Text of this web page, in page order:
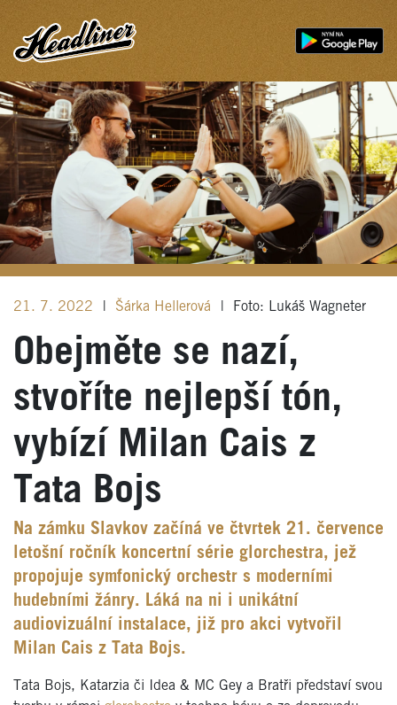
21. 7. 2022 Šárka Hellerová Foto: Lukáš Wagneter
Obejměte se nazí,
stvoříte nejlepší tón,
vybízí Milan Cais z
Tata Bojs
Na zámku Slavkov začíná ve čtvrtek 21. července
letošní ročník koncertní série glorchestra, jež
propojuje symfonický orchestr s moderními
hudebními žánry. Láká na ni i unikátní
audiovizuální instalace, již pro akci vytvořil
Milan Cais z Tata Bojs.
Tata Bojs, Katarzia či Idea & MC Gey a Bratři představí svou